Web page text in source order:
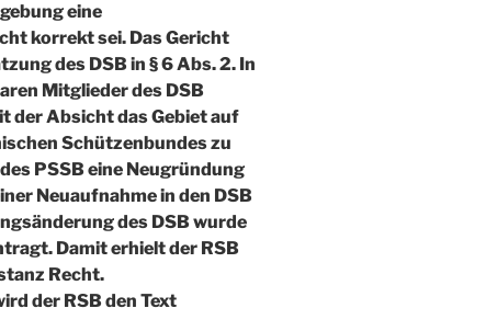
eine
korrekt sei. Das Gericht
des DSB in § 6 Abs. 2. In
Mitglieder des DSB
der Absicht das Gebiet auf
Schützenbundes zu
PSSB eine Neugründung
Neuaufnahme in den DSB
des DSB wurde
Damit erhielt der RSB
Recht.
der RSB den Text